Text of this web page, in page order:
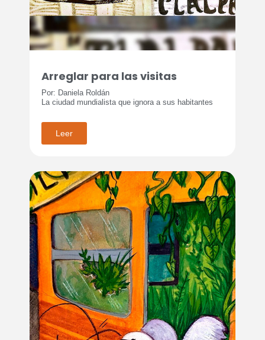
Arreglar para las visitas
Por: Daniela Roldán
La ciudad mundialista que ignora a sus habitantes
Leer